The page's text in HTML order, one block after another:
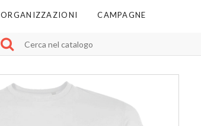
ORGANIZZAZIONI CAMPAGNE